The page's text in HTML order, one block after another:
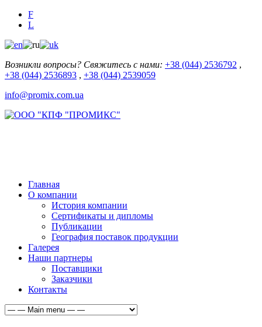
F
L
Возникли вопросы? Свяжитесь с нами: +38 (044) 2536792 ,
+38 (044) 2536893 , +38 (044) 2539059
info@promix.com.ua
Главная
О компании
История компании
Сертификаты и дипломы
Публикации
География поставок продукции
Галерея
Наши партнеры
Поставщики
Заказчики
Контакты